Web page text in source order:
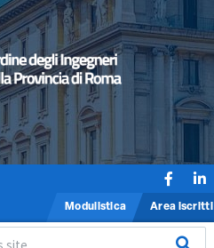
Modulistica Area iscritti